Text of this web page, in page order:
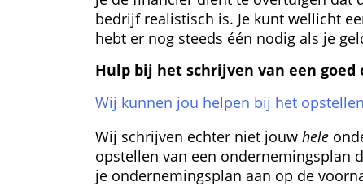
bedrijf realistisch is. Je kunt wellicht
hebt er nog steeds één nodig als je
Hulp bij het schrijven van een goed
Wij kunnen jou helpen bij het
Wij schrijven echter niet jouw hele
opstellen van een ondernemings­plan
je ondernemingsplan aan op de